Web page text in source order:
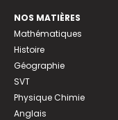
NOS MATIÈRES
Mathématiques
Histoire
Géographie
SVT
Physique Chimie
Anglais